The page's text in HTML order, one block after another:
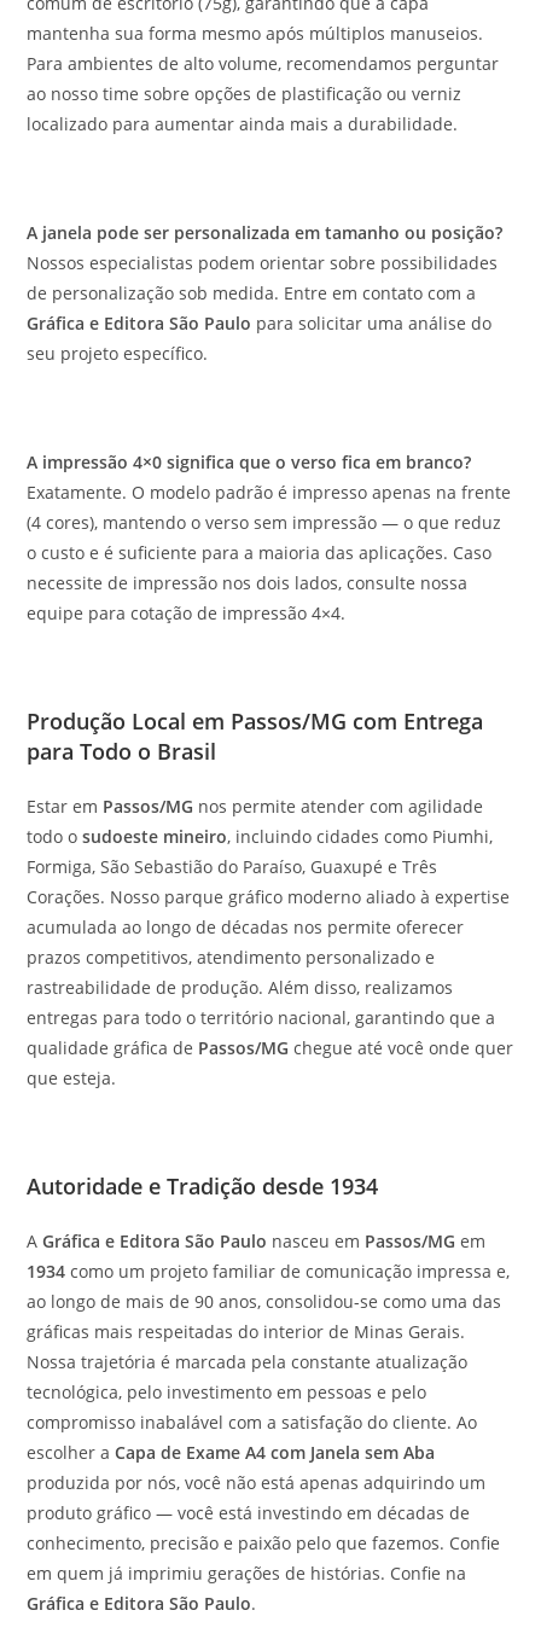
mantenha sua forma mesmo após múltiplos manuseios.
Para ambientes de alto volume, recomendamos perguntar
ao nosso time sobre opções de plastificação ou verniz
localizado para aumentar ainda mais a durabilidade.
A janela pode ser personalizada em tamanho ou posição?
Nossos especialistas podem orientar sobre possibilidades
de personalização sob medida. Entre em contato com a
Gráfica e Editora São Paulo para solicitar uma análise do
seu projeto específico.
A impressão 4×0 significa que o verso fica em branco?
Exatamente. O modelo padrão é impresso apenas na frente
(4 cores), mantendo o verso sem impressão — o que reduz
o custo e é suficiente para a maioria das aplicações. Caso
necessite de impressão nos dois lados, consulte nossa
equipe para cotação de impressão 4×4.
Produção Local em Passos/MG com Entrega
para Todo o Brasil
Estar em Passos/MG nos permite atender com agilidade
todo osudoeste mineiro, incluindo cidades como Piumhi,
Formiga, São Sebastião do Paraíso, Guaxupé e Três
Corações. Nosso parque gráfico moderno aliado à expertise
acumulada ao longo de décadas nos permite oferecer
prazos competitivos, atendimento personalizado e
rastreabilidade de produção. Além disso, realizamos
entregas para todo o território nacional, garantindo que a
qualidade gráfica de Passos/MG chegue até você onde quer
que esteja.
Autoridade e Tradição desde 1934
AGráfica e Editora São Paulo nasceu em Passos/MG em
1934 como um projeto familiar de comunicação impressa e,
ao longo de mais de 90 anos, consolidou-se como uma das
gráficas mais respeitadas do interior de Minas Gerais.
Nossa trajetória é marcada pela constante atualização
tecnológica, pelo investimento em pessoas e pelo
compromisso inabalável com a satisfação do cliente. Ao
escolher aCapa de Exame A4 com Janela sem Aba
produzida por nós, você não está apenas adquirindo um
produto gráfico — você está investindo em décadas de
conhecimento, precisão e paixão pelo que fazemos. Confie
em quem já imprimiu gerações de histórias. Confie na
Gráfica e Editora São Paulo.